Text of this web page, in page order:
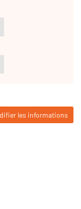
les informations